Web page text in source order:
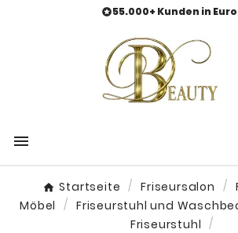
55.000+ Kunden in

Startseite Friseursalon
Möbel
Friseurstuhl und
Friseurstuhl